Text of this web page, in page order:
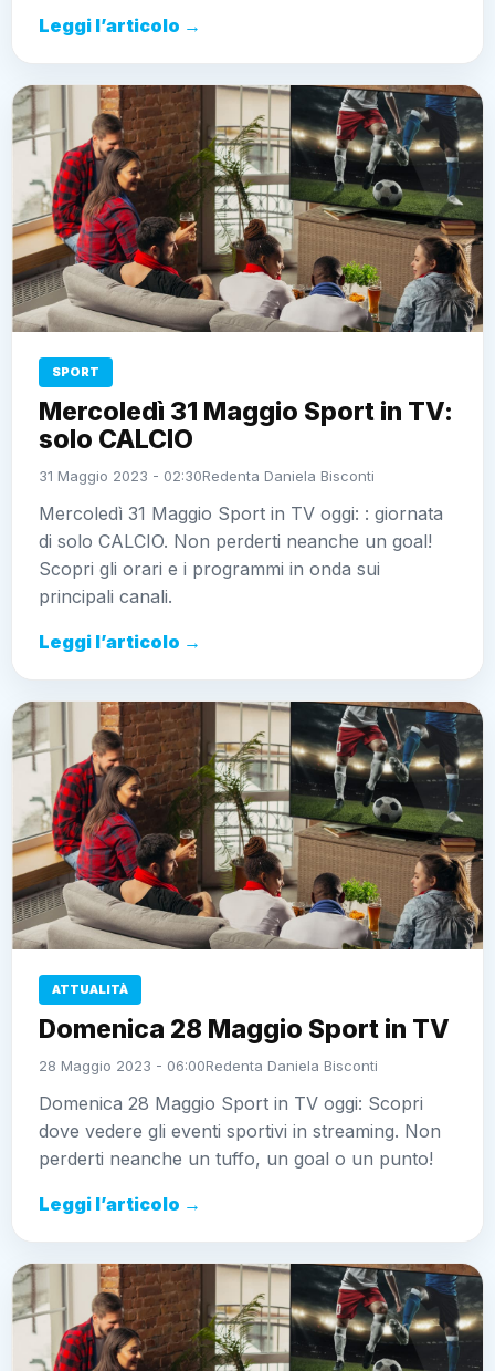
Leggi l’articolo →
SPORT
Mercoledì 31 Maggio Sport in TV:
solo CALCIO
31 Maggio 2023 - 02:30Redenta Daniela Bisconti
Mercoledì 31 Maggio Sport in TV oggi: : giornata
di solo CALCIO. Non perderti neanche un goal!
Scopri gli orari e i programmi in onda sui
principali canali.
Leggi l’articolo →
ATTUALITÀ
Domenica 28 Maggio Sport in TV
28 Maggio 2023 - 06:00Redenta Daniela Bisconti
Domenica 28 Maggio Sport in TV oggi: Scopri
dove vedere gli eventi sportivi in streaming. Non
perderti neanche un tuffo, un goal o un punto!
Leggi l’articolo →